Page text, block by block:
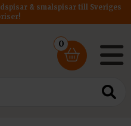
& smalspisar till Sveriges
0